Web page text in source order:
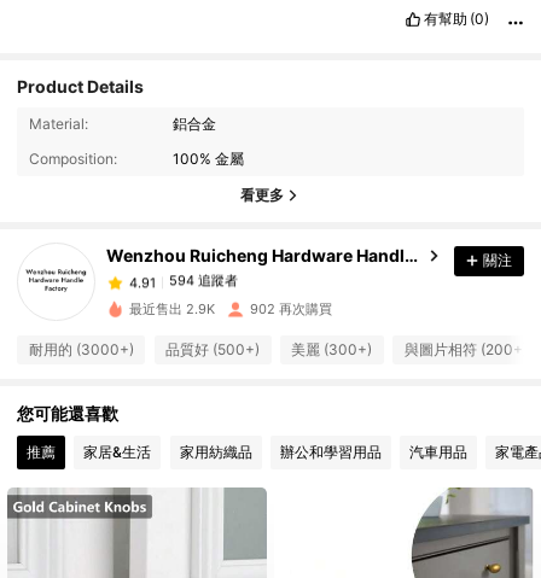
有幫助 (0)
Product Details
Material:
鋁合金
Composition:
100% 金屬
看更多
Wenzhou Ruicheng Hardware Handle Factory
594 追蹤者
594 追蹤者
4.91
4.91 594 追蹤者
4.91 594 追蹤者
4.91 594 追蹤者
4.91
關注
最近售出 2.9K 902 再次購買
耐用的 (3000+) 品質好 (500+) 美麗 (300+) 與圖片相符 (200+)
您可能還喜歡
推薦 家居&生活 家用紡織品 辦公和學習用品 汽車用品 家電